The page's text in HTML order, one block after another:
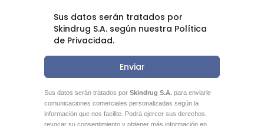
Sus datos serán tratados por
Skindrug S.A. según nuestra Política
de Privacidad.
Enviar
Sus datos serán tratados por Skindrug S.A. para enviarle
comunicaciones comerciales personalizadas según la
información que nos facilite. Podrá ejercer sus derechos,
revocar su consentimiento y obtener más información en